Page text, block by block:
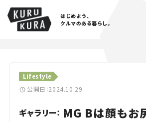
はじめよう、
クルマのある暮らし。
Lifestyle
公開日：2024.10.29
ギャラリー： MG Bは顔もお
Cars
Lifestyle